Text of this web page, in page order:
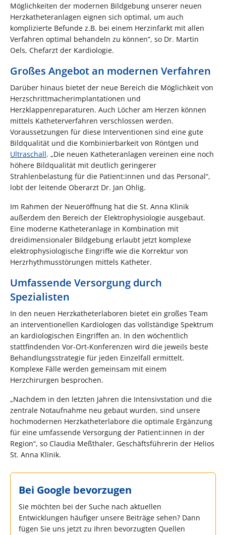
Möglichkeiten der modernen Bildgebung unserer neuen
Herzkatheteranlagen eignen sich optimal, um auch
komplizierte Befunde z.B. bei einem Herzinfarkt mit allen
Verfahren optimal behandeln zu können“, so Dr. Martin
Oels, Chefarzt der Kardiologie.
Großes Angebot an modernen Verfahren
Darüber hinaus bietet der neue Bereich die Möglichkeit von
Herzschrittmacherimplantationen und
Herzklappenreparaturen. Auch Löcher am Herzen können
mittels Katheterverfahren verschlossen werden.
Voraussetzungen für diese Interventionen sind eine gute
Bildqualität und die Kombinierbarkeit von Röntgen und
Ultraschall. „Die neuen Katheteranlagen vereinen eine noch
höhere Bildqualität mit deutlich geringerer
Strahlenbelastung für die Patient:innen und das Personal“,
lobt der leitende Oberarzt Dr. Jan Ohlig.
Im Rahmen der Neueröffnung hat die St. Anna Klinik
außerdem den Bereich der Elektrophysiologie ausgebaut.
Eine moderne Katheteranlage in Kombination mit
dreidimensionaler Bildgebung erlaubt jetzt komplexe
elektrophysiologische Eingriffe wie die Korrektur von
Herzrhythmusstörungen mittels Katheter.
Umfassende Versorgung durch
Spezialisten
In den neuen Herzkatheterlaboren bietet ein großes Team
an interventionellen Kardiologen das vollständige Spektrum
an kardiologischen Eingriffen an. In den wöchentlich
stattfindenden Vor-Ort-Konferenzen wird die jeweils beste
Behandlungsstrategie für jeden Einzelfall ermittelt.
Komplexe Fälle werden gemeinsam mit einem
Herzchirurgen besprochen.
„Nachdem in den letzten Jahren die Intensivstation und die
zentrale Notaufnahme neu gebaut wurden, sind unsere
hochmodernen Herzkatheterlabore die optimale Ergänzung
für eine umfassende Versorgung der Patient:innen in der
Region“, so Claudia Meßthaler, Geschäftsführerin der Helios
St. Anna Klinik.
Bei Google bevorzugen
Sie möchten bei der Suche nach aktuellen
Entwicklungen häufiger unsere Beiträge sehen? Dann
fügen Sie uns jetzt zu Ihren bevorzugten Quellen